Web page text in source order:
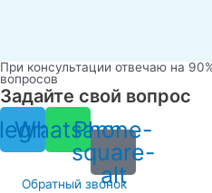
При консультации отвечаю на
вопросов
Задайте свой вопрос
Whatsapp
Phone-
square-
alt
Обратный звонок